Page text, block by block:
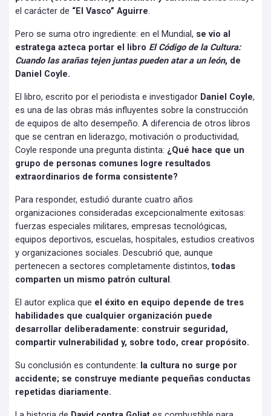
el carácter de “El Vasco” Aguirre.
Pero se suma otro ingrediente: en el Mundial, se vio al
estratega azteca portar el libro El Código de la Cultura:
Cuando las arañas tejen juntas pueden atar a un león, de
Daniel Coyle.
El libro, escrito por el periodista e investigador Daniel Coyle,
es una de las obras más influyentes sobre la construcción
de equipos de alto desempeño. A diferencia de otros libros
que se centran en liderazgo, motivación o productividad,
Coyle responde una pregunta distinta: ¿Qué hace que un
grupo de personas comunes logre resultados
extraordinarios de forma consistente?
Para responder, estudió durante cuatro años
organizaciones consideradas excepcionalmente exitosas:
fuerzas especiales militares, empresas tecnológicas,
equipos deportivos, escuelas, hospitales, estudios creativos
y organizaciones sociales. Descubrió que, aunque
pertenecen a sectores completamente distintos,todas
comparten un mismo patrón cultural .
El autor explica que el éxito en equipo depende de tres
habilidades que cualquier organización puede
desarrollar deliberadamente: construir seguridad,
compartir vulnerabilidad y, sobre todo, crear propósito.
Su conclusión es contundente: la cultura no surge por
accidente; se construye mediante pequeñas conductas
repetidas diariamente.